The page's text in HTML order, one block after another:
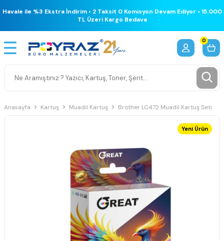
Havale ile %3 Ekstra İndirim • 2 Taksit 0 Komisyon Devam Ediyor • 15.000
TL Üzeri Kargo Bedava
0
Anasayfa Kartuş Muadil Kartuş Brother LC472 Muadil Kartuş Seti
Yeni Ürün